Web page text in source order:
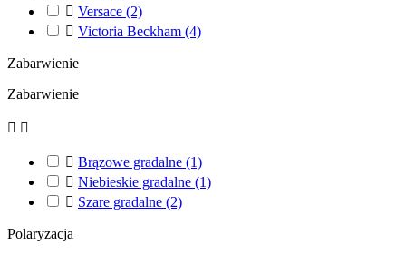
 Versace (2)
 Victoria Beckham (4)
Zabarwienie
Zabarwienie
 
 Brązowe gradalne (1)
 Niebieskie gradalne (1)
 Szare gradalne (2)
Polaryzacja